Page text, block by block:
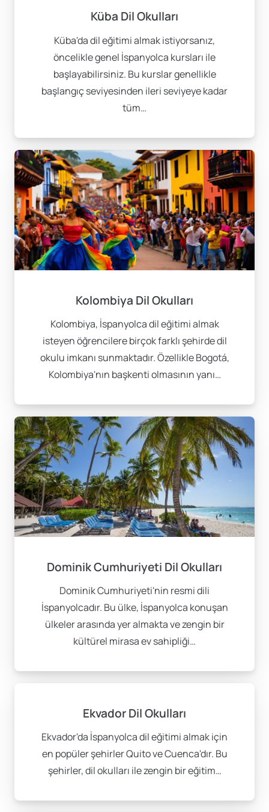
Küba Dil Okulları
Küba'da dil eğitimi almak istiyorsanız,
öncelikle genel İspanyolca kursları ile
başlayabilirsiniz. Bu kurslar genellikle
başlangıç seviyesinden ileri seviyeye kadar
tüm…
Kolombiya Dil Okulları
Kolombiya, İspanyolca dil eğitimi almak
isteyen öğrencilere birçok farklı şehirde dil
okulu imkanı sunmaktadır. Özellikle Bogotá,
Kolombiya'nın başkenti olmasının yanı…
Dominik Cumhuriyeti Dil Okulları
Dominik Cumhuriyeti'nin resmi dili
İspanyolcadır. Bu ülke, İspanyolca konuşan
ülkeler arasında yer almakta ve zengin bir
kültürel mirasa ev sahipliği…
Ekvador Dil Okulları
Ekvador'da İspanyolca dil eğitimi almak için
en popüler şehirler Quito ve Cuenca'dır. Bu
şehirler, dil okulları ile zengin bir eğitim…